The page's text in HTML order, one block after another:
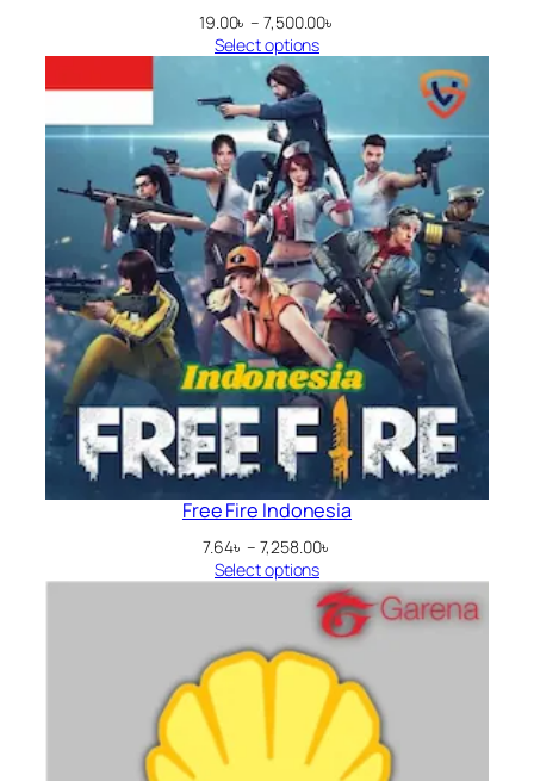
19.00৳ – 7,500.00৳
Select options
Free Fire Indonesia
7.64৳ – 7,258.00৳
7.64৳
through
7,258.00৳
Select options